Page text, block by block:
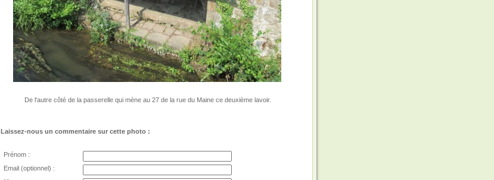
De l'autre côté de la passerelle qui mène au 27 de la rue du Maine ce deuxième lavoir.
Laissez-nous un commentaire sur cette photo :
Prénom :
Email (optionnel) :